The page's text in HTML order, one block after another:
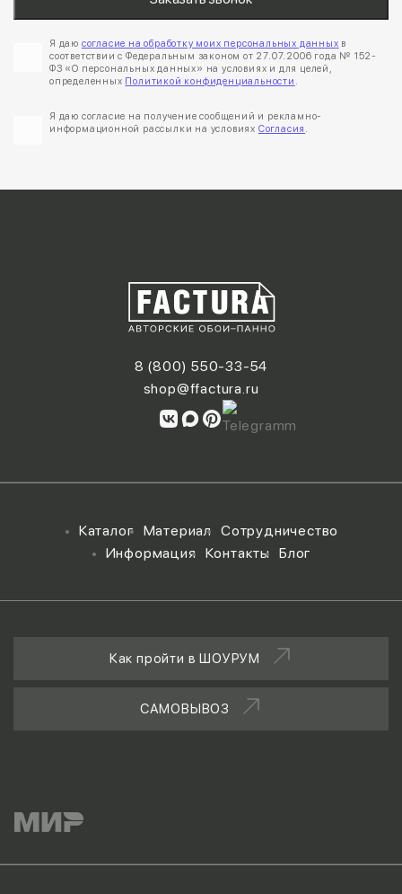
Я даю согласие на обработку моих персональных данных в
соответствии с Федеральным законом от 27.07.2006 года № 152-
ФЗ «О персональных данных» на условиях и для целей,
определенных Политикой конфиденциальности .
Я даю согласие на получение сообщений и рекламно-
информационной рассылки на условиях Согласия .
Каталог Материал Сотрудничество
Информация Контакты Блог
8 (800) 550-33-54
shop@ffactura.ru
Как пройти в ШОУРУМ
САМОВЫВОЗ